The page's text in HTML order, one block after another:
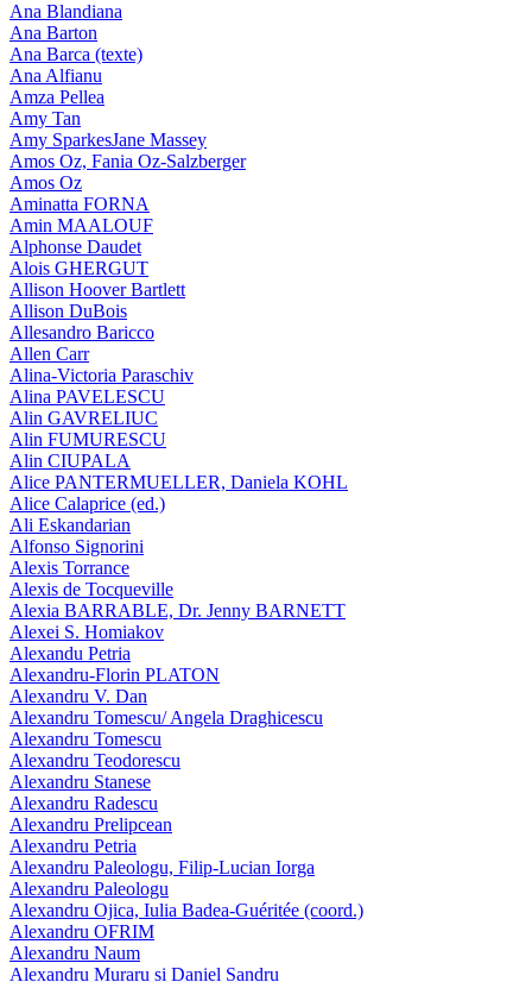
Ana Blandiana
Ana Barton
Ana Barca (texte)
Ana Alfianu
Amza Pellea
Amy Tan
Amy SparkesJane Massey
Amos Oz, Fania Oz-Salzberger
Amos Oz
Aminatta FORNA
Amin MAALOUF
Alphonse Daudet
Alois GHERGUT
Allison Hoover Bartlett
Allison DuBois
Allesandro Baricco
Allen Carr
Alina-Victoria Paraschiv
Alina PAVELESCU
Alin GAVRELIUC
Alin FUMURESCU
Alin CIUPALA
Alice PANTERMUELLER, Daniela KOHL
Alice Calaprice (ed.)
Ali Eskandarian
Alfonso Signorini
Alexis Torrance
Alexis de Tocqueville
Alexia BARRABLE, Dr. Jenny BARNETT
Alexei S. Homiakov
Alexandu Petria
Alexandru-Florin PLATON
Alexandru V. Dan
Alexandru Tomescu/ Angela Draghicescu
Alexandru Tomescu
Alexandru Teodorescu
Alexandru Stanese
Alexandru Radescu
Alexandru Prelipcean
Alexandru Petria
Alexandru Paleologu, Filip-Lucian Iorga
Alexandru Paleologu
Alexandru Ojica, Iulia Badea-Guéritée (coord.)
Alexandru OFRIM
Alexandru Naum
Alexandru Muraru si Daniel Sandru